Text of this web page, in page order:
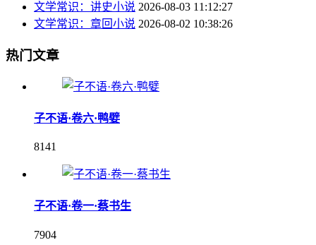
文学常识：讲史小说 2026-08-03 11:12:27
文学常识：章回小说 2026-08-02 10:38:26
热门文章
子不语·卷六·鸭嬖
8141
子不语·卷一·蔡书生
7904